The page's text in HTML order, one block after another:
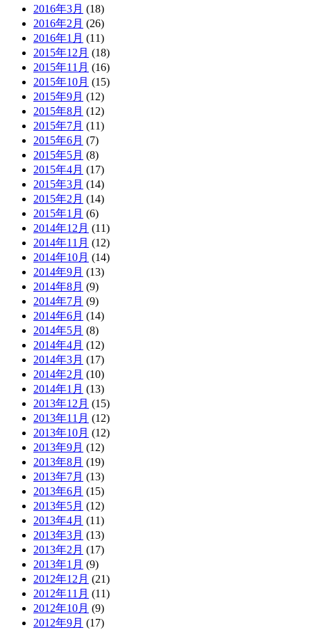
2016年3月 (18)
2016年2月 (26)
2016年1月 (11)
2015年12月 (18)
2015年11月 (16)
2015年10月 (15)
2015年9月 (12)
2015年8月 (12)
2015年7月 (11)
2015年6月 (7)
2015年5月 (8)
2015年4月 (17)
2015年3月 (14)
2015年2月 (14)
2015年1月 (6)
2014年12月 (11)
2014年11月 (12)
2014年10月 (14)
2014年9月 (13)
2014年8月 (9)
2014年7月 (9)
2014年6月 (14)
2014年5月 (8)
2014年4月 (12)
2014年3月 (17)
2014年2月 (10)
2014年1月 (13)
2013年12月 (15)
2013年11月 (12)
2013年10月 (12)
2013年9月 (12)
2013年8月 (19)
2013年7月 (13)
2013年6月 (15)
2013年5月 (12)
2013年4月 (11)
2013年3月 (13)
2013年2月 (17)
2013年1月 (9)
2012年12月 (21)
2012年11月 (11)
2012年10月 (9)
2012年9月 (17)